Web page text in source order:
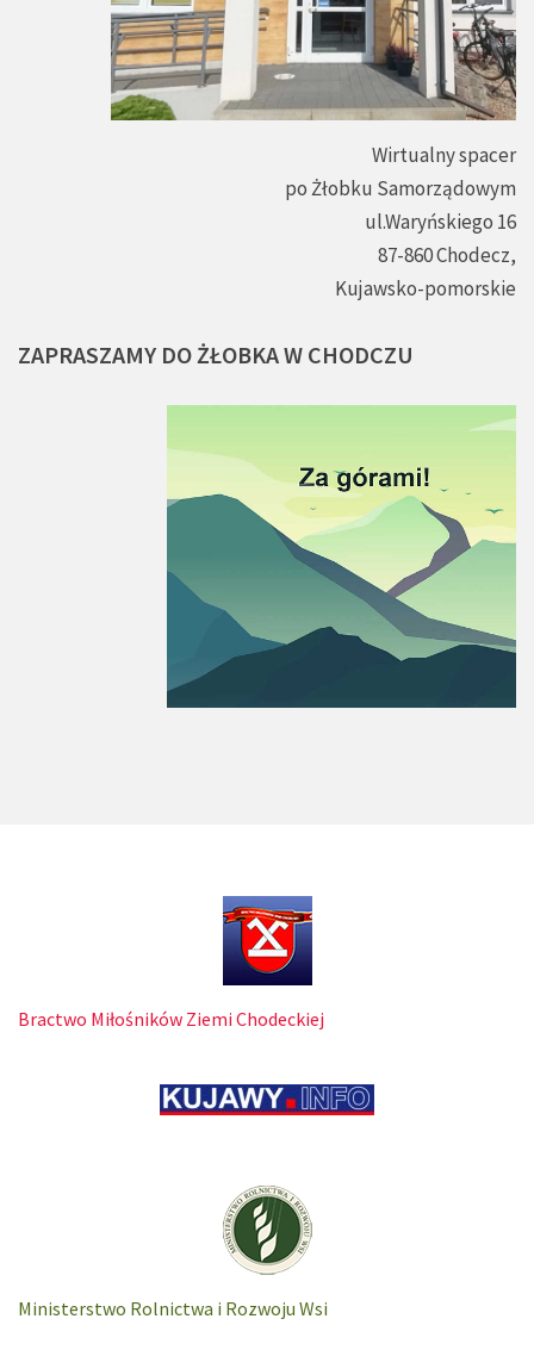
Wirtualny spacer
po Żłobku Samorządowym
ul.Waryńskiego 16
87-860 Chodecz,
Kujawsko-pomorskie
ZAPRASZAMY DO ŻŁOBKAW CHODCZU
Bractwo Miłośników Ziemi Chodeckiej
Ministerstwo Rolnictwa i Rozwoju Wsi